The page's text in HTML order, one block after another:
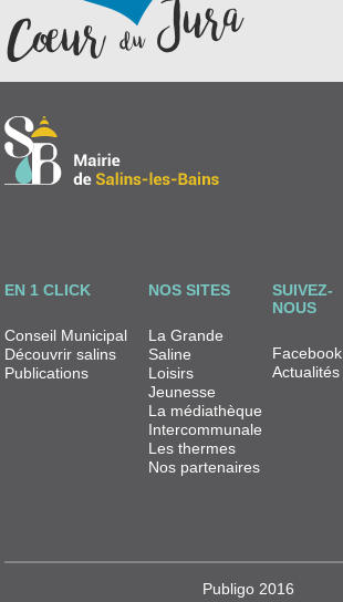
EN 1 CLICK
Conseil Municipal
Découvrir salins
Publications
NOS SITES
La Grande
Saline
Loisirs
Jeunesse
La médiathèque
Intercommunale
Les thermes
Nos partenaires
SUIVEZ-
NOUS
Facebook
Actualités
Publigo 2016